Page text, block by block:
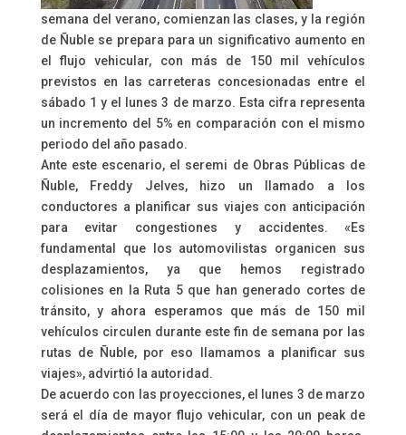
semana del verano, comienzan las clases, y la región
de Ñuble se prepara para un significativo aumento en
el flujo vehicular, con más de 150 mil vehículos
previstos en las carreteras concesionadas entre el
sábado 1 y el lunes 3 de marzo. Esta cifra representa
un incremento del 5% en comparación con el mismo
periodo del año pasado.
Ante este escenario, el seremi de Obras Públicas de
Ñuble, Freddy Jelves, hizo un llamado a los
conductores a planificar sus viajes con anticipación
para evitar congestiones y accidentes. «Es
fundamental que los automovilistas organicen sus
desplazamientos, ya que hemos registrado
colisiones en la Ruta 5 que han generado cortes de
tránsito, y ahora esperamos que más de 150 mil
vehículos circulen durante este fin de semana por las
rutas de Ñuble, por eso llamamos a planificar sus
viajes», advirtió la autoridad.
De acuerdo con las proyecciones, el lunes 3 de marzo
será el día de mayor flujo vehicular, con un peak de